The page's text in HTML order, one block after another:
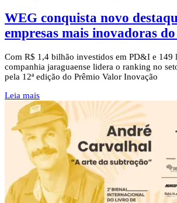
WEG conquista novo
empresas mais inovadoras
Com R$ 1,4 bilhão investidos em PD&I e 149
companhia jaraguaense lidera o ranking no
pela 12ª edição do Prêmio Valor Inovação
Leia mais